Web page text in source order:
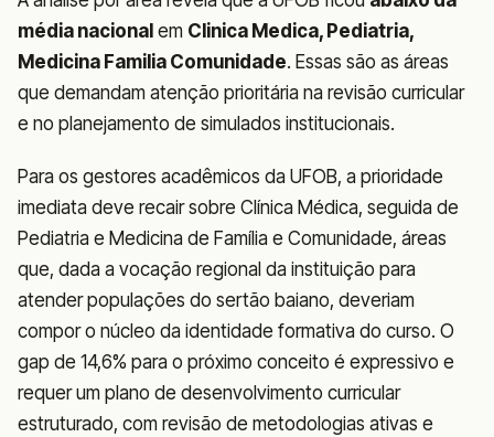
média nacional em Clinica Medica, Pediatria,
Medicina Familia Comunidade. Essas são as áreas
que demandam atenção prioritária na revisão curricular
e no planejamento de simulados institucionais.
Para os gestores acadêmicos da UFOB, a prioridade
imediata deve recair sobre Clínica Médica, seguida de
Pediatria e Medicina de Família e Comunidade, áreas
que, dada a vocação regional da instituição para
atender populações do sertão baiano, deveriam
compor o núcleo da identidade formativa do curso. O
gap de 14,6% para o próximo conceito é expressivo e
requer um plano de desenvolvimento curricular
estruturado, com revisão de metodologias ativas e